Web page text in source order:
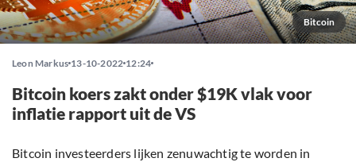
Bitcoin
Leon Markus 13-10-2022 12:24
Bitcoin koers zakt onder $19K vlak voor
inflatie rapport uit de VS
Bitcoin investeerders lijken zenuwachtig te worden in